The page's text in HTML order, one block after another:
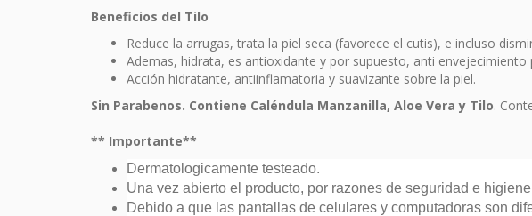
Beneficios del Tilo
Reduce la arrugas, trata la piel seca (favorece el cutis), e incluso
Ademas, hidrata, es antioxidante y por supuesto, anti envejecimiento
Acción hidratante, antiinflamatoria y suavizante sobre la piel.
Sin Parabenos. Contiene Caléndula Manzanilla, Aloe Vera y Tilo.
** Importante**
Dermatologicamente testeado.
Una vez abierto el producto, por razones de seguridad e
Debido a que las pantallas de celulares y computadoras son